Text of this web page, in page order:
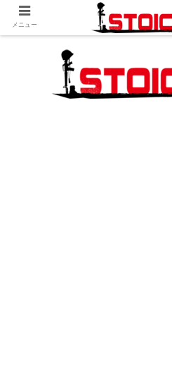
メニュー